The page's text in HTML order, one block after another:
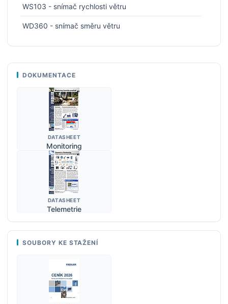
WS103 - snímač rychlosti větru
WD360 - snímač směru větru
DOKUMENTACE
DATASHEET
Monitoring
DATASHEET
Telemetrie
SOUBORY KE STAŽENÍ